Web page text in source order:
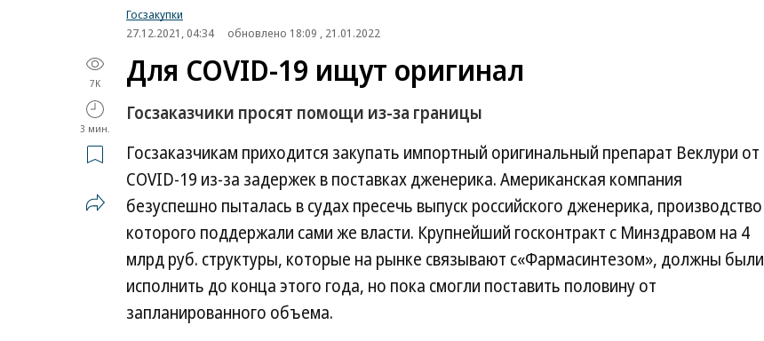
Госзакупки
27.12.2021, 04:34
обновлено 18:09 , 21.01.2022
7K
3 мин.
Для COVID-19 ищут оригинал
Госзаказчики просят помощи из-за границы
Госзаказчикам приходится закупать импортный оригинальный препарат Веклури от
COVID-19 из-за задержек в поставках дженерика. Американская компания
безуспешно пыталась в судах пресечь выпуск российского дженерика, производство
которого поддержали сами же власти. Крупнейший госконтракт с Минздравом на 4
млрд руб. структуры, которые на рынке связывают с«Фармасинтезом», должны были
исполнить до конца этого года, но пока смогли поставить половину от
запланированного объема.